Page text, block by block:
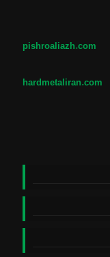
pishroaliazh.com
hardmetaliran.com